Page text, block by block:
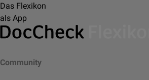
Das Flexikon
als App
Community